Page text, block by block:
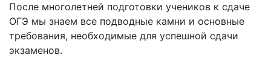
После многолетней подготовки учеников к сдаче
ОГЭ мы знаем все подводные камни и основные
требования, необходимые для успешной сдачи
экзаменов.